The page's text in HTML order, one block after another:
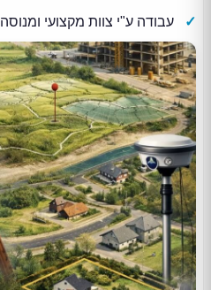
עבודה ע"י צוות מקצועי ומנוסה